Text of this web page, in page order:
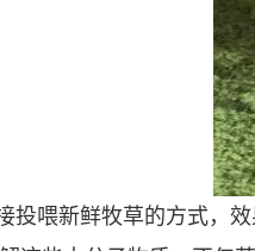
投喂新鲜牧草的方式，